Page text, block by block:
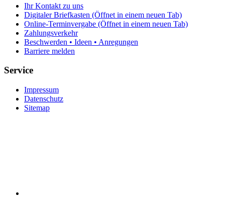
Ihr Kontakt zu uns
Digitaler Briefkasten (Öffnet in einem neuen Tab)
Online-Terminvergabe (Öffnet in einem neuen Tab)
Zahlungsverkehr
Beschwerden • Ideen • Anregungen
Barriere melden
Service
Impressum
Datenschutz
Sitemap